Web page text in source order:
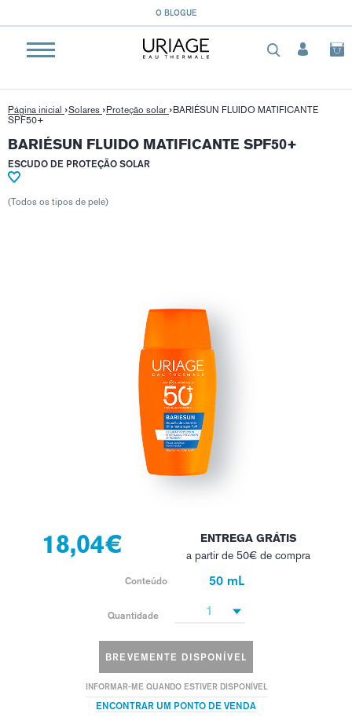
O BLOGUE
Página inicial Solares Proteção solar
BARIÉSUN FLUIDO MATIFICANTE
SPF50+
BARIÉSUN FLUIDO MATIFICANTE SPF50+
ESCUDO DE PROTEÇÃO SOLAR
(Todos os tipos de pele)
18,04€
ENTREGA GRÁTIS
a partir de 50€ de compra
Conteúdo 50 mL
Quantidade 1
BREVEMENTE DISPONÍVEL
INFORMAR-ME QUANDO ESTIVER DISPONÍVEL
ENCONTRAR UM PONTO DE VENDA